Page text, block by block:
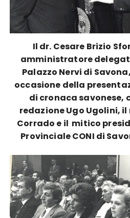
Il dr. Cesare Brizio
amministratore
Palazzo Nervi di
occasione della
di cronaca savonese,
redazione Ugo Ugolini,
Corrado e il mitico
Provinciale CONI di